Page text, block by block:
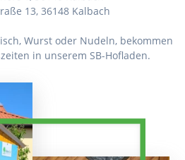
13, 36148 Kalbach
Wurst oder Nudeln, bekommen
in unserem SB-Hofladen.